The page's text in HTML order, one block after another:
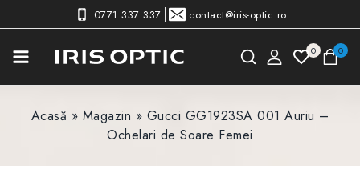
0771 337 337 contact@iris-optic.ro
0 0
Acasă » Magazin » Gucci GG1923SA 001 Auriu –
Ochelari de Soare Femei